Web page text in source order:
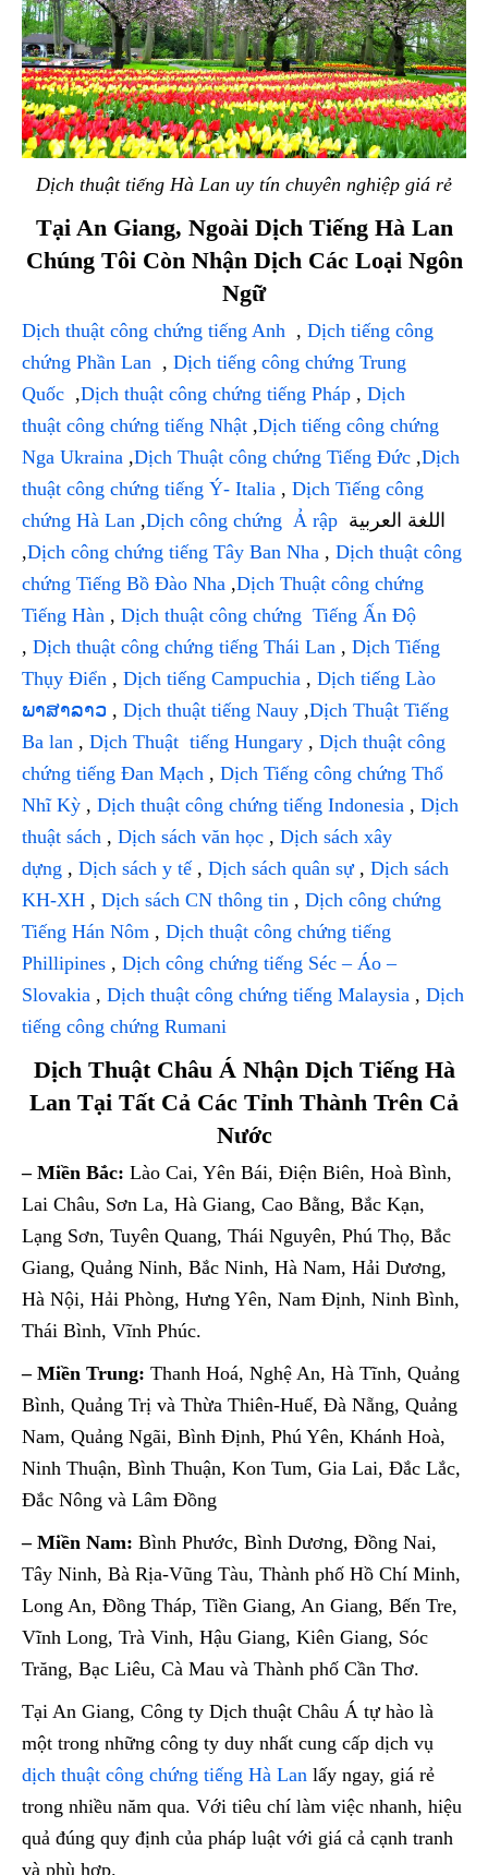
Dịch thuật tiếng Hà Lan uy tín chuyên nghiệp giá rẻ
Tại An Giang, Ngoài Dịch Tiếng Hà Lan
Chúng Tôi Còn Nhận Dịch Các Loại Ngôn
Ngữ
Dịch thuật công chứng tiếng Anh , Dịch tiếng công
chứng Phần Lan , Dịch tiếng công chứng Trung
Quốc ,Dịch thuật công chứng tiếng Pháp , Dịch
thuật công chứng tiếng Nhật ,Dịch tiếng công chứng
Nga Ukraina ,Dịch Thuật công chứng Tiếng Đức ,Dịch
thuật công chứng tiếng Ý- Italia , Dịch Tiếng công
chứng Hà Lan ,Dịch công chứng Ả rập
,Dịch công chứng tiếng Tây Ban Nha , Dịch thuật công
chứng Tiếng Bồ Đào Nha ,Dịch Thuật công chứng
Tiếng Hàn , Dịch thuật công chứng Tiếng Ấn Độ
, Dịch thuật công chứng tiếng Thái Lan , Dịch Tiếng
Thụy Điển , Dịch tiếng Campuchia , Dịch tiếng Lào
ພາສາລາວ , Dịch thuật tiếng Nauy ,Dịch Thuật Tiếng
Ba lan , Dịch Thuật tiếng Hungary , Dịch thuật công
chứng tiếng Đan Mạch , Dịch Tiếng công chứng Thổ
Nhĩ Kỳ , Dịch thuật công chứng tiếng Indonesia , Dịch
thuật sách , Dịch sách văn học , Dịch sách xây
dựng , Dịch sách y tế, Dịch sách quân sự, Dịch sách
KH-XH , Dịch sách CN thông tin , Dịch công chứng
Tiếng Hán Nôm , Dịch thuật công chứng tiếng
Phillipines , Dịch công chứng tiếng Séc – Áo –
Slovakia , Dịch thuật công chứng tiếng Malaysia , Dịch
tiếng công chứng Rumani
Dịch Thuật Châu Á Nhận Dịch Tiếng Hà
Lan Tại Tất Cả Các Tỉnh Thành Trên Cả
Nước
– Miền Bắc: Lào Cai, Yên Bái, Điện Biên, Hoà Bình,
Lai Châu, Sơn La, Hà Giang, Cao Bằng, Bắc Kạn,
Lạng Sơn, Tuyên Quang, Thái Nguyên, Phú Thọ, Bắc
Giang, Quảng Ninh, Bắc Ninh, Hà Nam, Hải Dương,
Hà Nội, Hải Phòng, Hưng Yên, Nam Định, Ninh Bình,
Thái Bình, Vĩnh Phúc.
– Miền Trung: Thanh Hoá, Nghệ An, Hà Tĩnh, Quảng
Bình, Quảng Trị và Thừa Thiên-Huế, Đà Nẵng, Quảng
Nam, Quảng Ngãi, Bình Định, Phú Yên, Khánh Hoà,
Ninh Thuận, Bình Thuận, Kon Tum, Gia Lai, Đắc Lắc,
Đắc Nông và Lâm Đồng
– Miền Nam: Bình Phước, Bình Dương, Đồng Nai,
Tây Ninh, Bà Rịa-Vũng Tàu, Thành phố Hồ Chí Minh,
Long An, Đồng Tháp, Tiền Giang, An Giang, Bến Tre,
Vĩnh Long, Trà Vinh, Hậu Giang, Kiên Giang, Sóc
Trăng, Bạc Liêu, Cà Mau và Thành phố Cần Thơ.
Tại An Giang, Công ty Dịch thuật Châu Á tự hào là
một trong những công ty duy nhất cung cấp dịch vụ
dịch thuật công chứng tiếng Hà Lan lấy ngay, giá rẻ
trong nhiều năm qua. Với tiêu chí làm việc nhanh, hiệu
quả đúng quy định của pháp luật với giá cả cạnh tranh
và phù hợp.